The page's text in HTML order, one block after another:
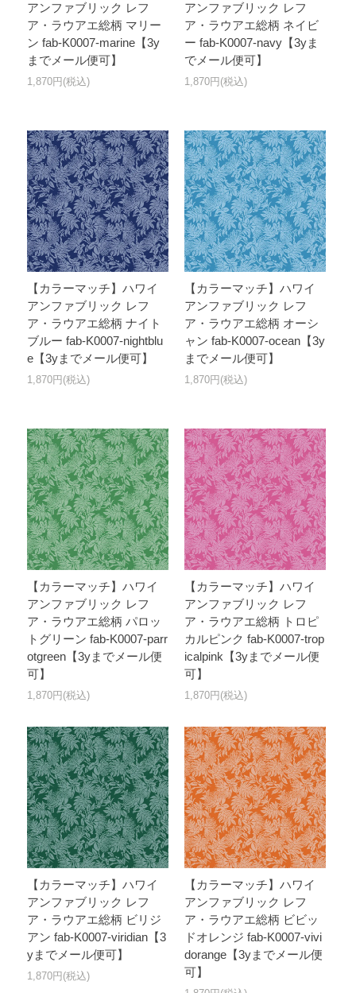
アンファブリック レフ
ア・ラウアエ総柄 マリー
ン fab-K0007-marine【3y
までメール便可】
1,870円(税込)
アンファブリック レフ
ア・ラウアエ総柄 ネイビ
ー fab-K0007-navy【3yま
でメール便可】
1,870円(税込)
【カラーマッチ】ハワイ
アンファブリック レフ
ア・ラウアエ総柄 ナイト
ブルー fab-K0007-nightblu
e【3yまでメール便可】
1,870円(税込)
【カラーマッチ】ハワイ
アンファブリック レフ
ア・ラウアエ総柄 オーシ
ャン fab-K0007-ocean【3y
までメール便可】
1,870円(税込)
【カラーマッチ】ハワイ
アンファブリック レフ
ア・ラウアエ総柄 パロッ
トグリーン fab-K0007-parr
otgreen【3yまでメール便
可】
1,870円(税込)
【カラーマッチ】ハワイ
アンファブリック レフ
ア・ラウアエ総柄 トロピ
カルピンク fab-K0007-trop
icalpink【3yまでメール便
可】
1,870円(税込)
【カラーマッチ】ハワイ
アンファブリック レフ
ア・ラウアエ総柄 ビリジ
アン fab-K0007-viridian【3
yまでメール便可】
1,870円(税込)
【カラーマッチ】ハワイ
アンファブリック レフ
ア・ラウアエ総柄 ビビッ
ドオレンジ fab-K0007-vivi
dorange【3yまでメール便
可】